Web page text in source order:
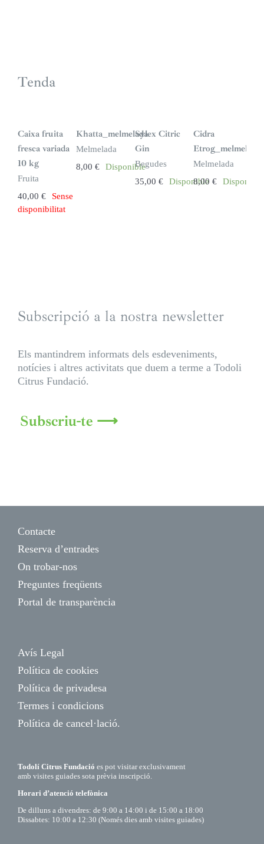
Tenda
n
s
t
o
c
k
Caixa fruita
fresca variada
10 kg
Fruita
40,00 €
Sense
disponibilitat
Khatta_melmelada
Melmelada
8,00€ Disponible
Sylex Citric
Gin
Begudes
35,00 € Disponible
Cidra
Etrog_melmelada
Melmelada
8,00€ Disponible
Subscripció a la nostra newsletter
Els mantindrem informats dels esdeveniments,
notícies i altres activitats que duem a terme a Todoli
Citrus Fundació.
Subscriu-te ⟶
Contacte
Reserva d’entrades
On trobar-nos
Preguntes freqüents
Portal de transparència
Avís Legal
Política de cookies
Política de privadesa
Termes i condicions
Política de cancel·lació.
Todolí Citrus Fundació es pot visitar exclusivament
amb visites guiades sota prèvia inscripció.
Horari d’atenció telefònica
De dilluns a divendres: de 9:00 a 14:00 i de 15:00 a 18:00
Dissabtes: 10:00 a 12:30 (Només dies amb visites guiades)